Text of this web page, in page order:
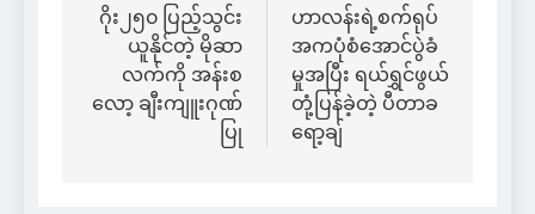
navigation
ဂိုး၂၅၀ ပြည့်သွင်း
ယူနိုင်တဲ့ မိုဆာ
လက်ကို အန်းစ
လော့ ချီးကျူးဂုဏ်
ပြု
ဟာလန်းရဲ့စက်ရုပ်
အကပုံစံအောင်ပွဲခံ
မှုအပြီး ရယ်ရွှင်ဖွယ်
တုံ့ပြန်ခဲ့တဲ့ ပီတာခ
ရော့ချ်